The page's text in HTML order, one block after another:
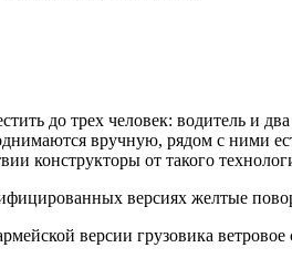
до трех человек: водитель и
вручную, рядом с ними
конструкторы от такого
версиях желтые
версии грузовика